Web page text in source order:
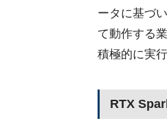
ータに基づ
て動作する
積極的に実
RTX